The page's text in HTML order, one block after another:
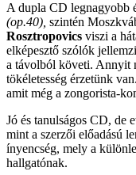
A dupla CD legnagyobb
(op.40), szintén
Rosztropovics viszi a
elképesztő szólók
a távolból követi. Annyit
tökéletesség érzetünk
amit még a zongorista-
Jó és tanulságos CD, de
mint a szerzői előadású
ínyencség, mely a
hallgatónak.